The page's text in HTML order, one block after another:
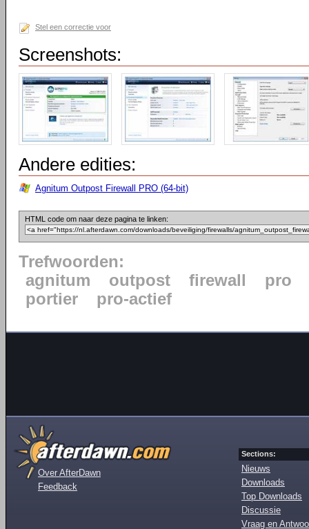
Stel een correctie voor
Screenshots:
Andere edities:
Agnitum Outpost Firewall PRO (64-bit)
HTML code om naar deze pagina te linken:
Trefwoorden:
agnitum
outpost firewall
pro
portier
pro-actief
Over AfterDawn
Feedback
Sections:
Nieuws
Downloads
Top Downloads
Discussie
Vraag en